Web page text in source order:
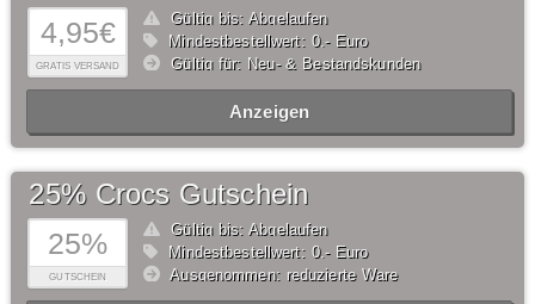
4,95€
GRATIS VERSAND
Gültig bis: Abgelaufen
Mindestbestellwert: 0,- Euro
Gültig für: Neu- & Bestandskunden
Anzeigen
25%
GUTSCHEIN
25% Crocs Gutschein
Gültig bis: Abgelaufen
Mindestbestellwert: 0,- Euro
Ausgenommen: reduzierte Ware